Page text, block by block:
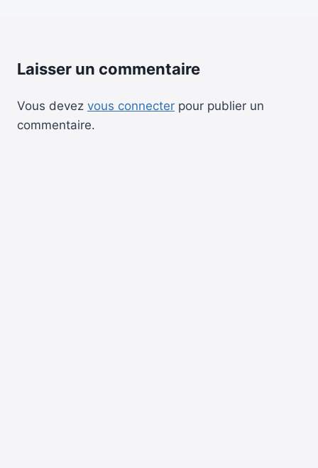
Laisser un commentaire
Vous devez vous connecter pour publier un
commentaire.